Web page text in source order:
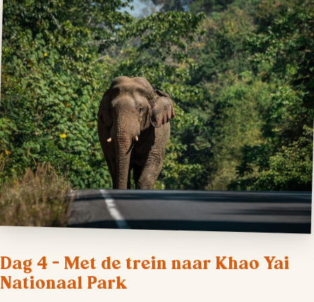
Dag 4 – Met de trein naar Khao Yai
Nationaal Park